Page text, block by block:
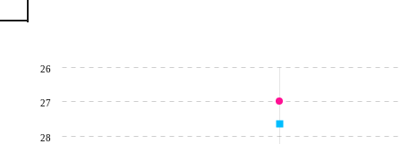
26
27
28